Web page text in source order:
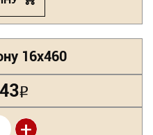
16х460
Р
+